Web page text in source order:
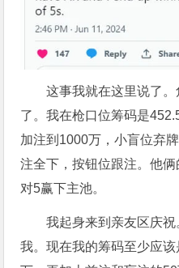
这事我就在这里说了
了。我在枪口位筹码是
加注到1000万，小盲位弃
注全下，按钮位跟注。他
对5赢下主池。
我起身来到亲友区庆
我。现在我的筹码至少应